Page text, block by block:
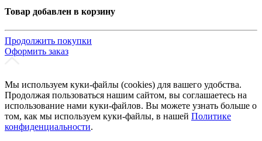
Товар добавлен в корзину
Продолжить покупки
Оформить заказ
Мы используем куки-файлы (cookies) для вашего удобства.
Продолжая пользоваться нашим сайтом, вы соглашаетесь на
использование нами куки-файлов. Вы можете узнать больше о
том, как мы используем куки-файлы, в нашей Политике
конфиденциальности.